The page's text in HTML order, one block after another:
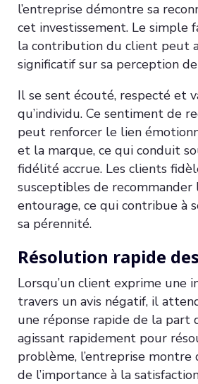
l’entreprise démontre sa
cet investissement. Le simple
la contribution du client peut
significatif sur sa perception
Il se sent écouté, respecté et
qu’individu. Ce sentiment de
peut renforcer le lien
et la marque, ce qui conduit
fidélité accrue. Les clients
susceptibles de recommander
entourage, ce qui contribue à
sa pérennité.
Résolution rapide
Lorsqu’un client exprime une
travers un avis négatif, il
une réponse rapide de la part
agissant rapidement pour
problème, l’entreprise montre
de l’importance à la